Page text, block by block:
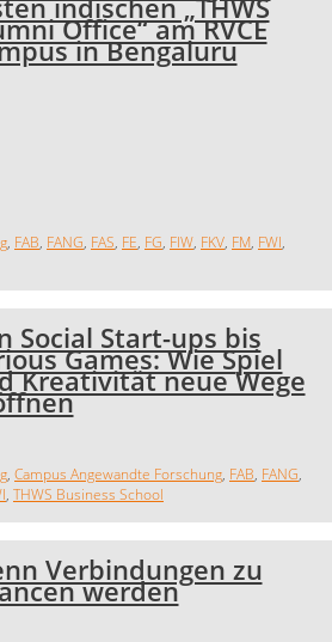
indischen „THWS
Office“ am RVCE
in Bengaluru
, FAB, FANG, FAS, FE, FG, FIW, FKV, FM, FWI,
Social Start-ups bis
Games: Wie Spiel
Kreativität neue Wege
, Campus Angewandte Forschung, FAB, FANG,
, THWS Business School
Verbindungen zu
werden